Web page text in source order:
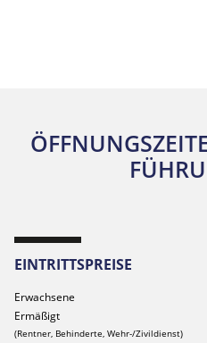
EINTRITTSPREISE
Erwachsene
Ermäßigt
(Rentner, Behinderte, Wehr-/Zivildienst)